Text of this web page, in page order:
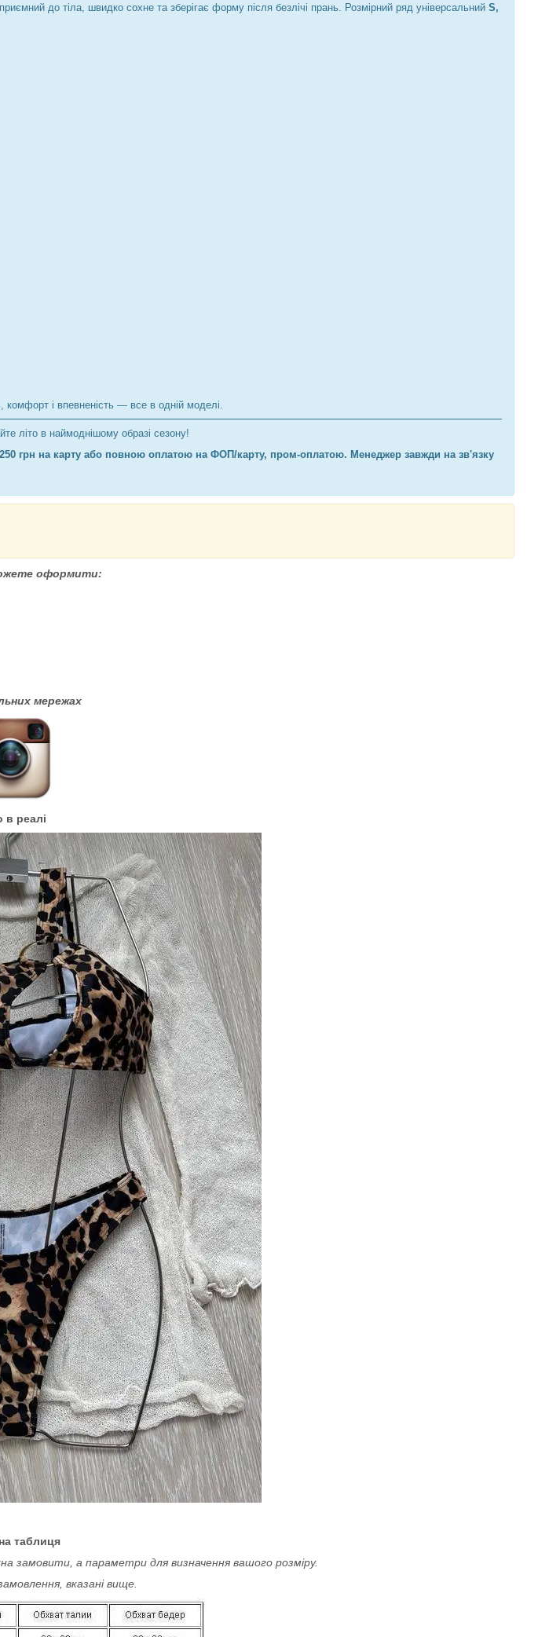
до тіла, швидко сохне та зберігає форму після безлічі прань. Розмірний ряд універсальний S,
і впевненість — все в одній моделі.
літо в наймоднішому образі сезону!
грн на карту або повною оплатою на ФОП/карту, пром-оплатою. Менеджер завжди на зв'язку
оформити:
мережах
в реалі
таблиця
замовити, а параметри для визначення вашого розміру.
вказані вище.